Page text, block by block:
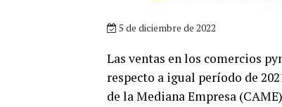
5 de diciembre de 2022
Las ventas en los comercios
respecto a igual período de
de la Mediana Empresa